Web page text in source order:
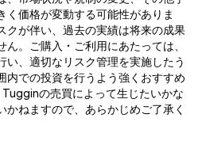
く価格が変動する可能性がありま
クが伴い、過去の実績は将来の成果
。ご購入・ご利用にあたっては、
い、適切なリスク管理を実施したう
内での投資を行うよう強くおすすめ
の売買によって生じたいかな
かねますので、あらかじめご了承く